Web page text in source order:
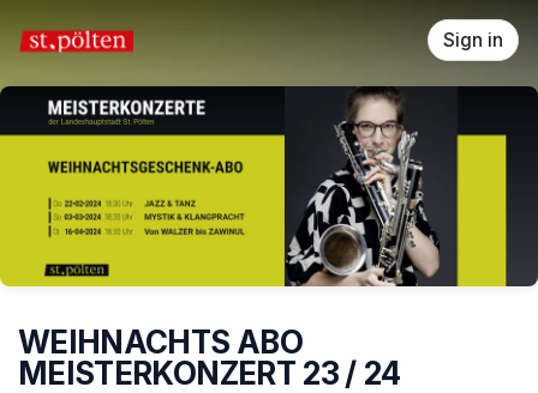
Sign in
WEIHNACHTS ABO
MEISTERKONZERT 23 / 24